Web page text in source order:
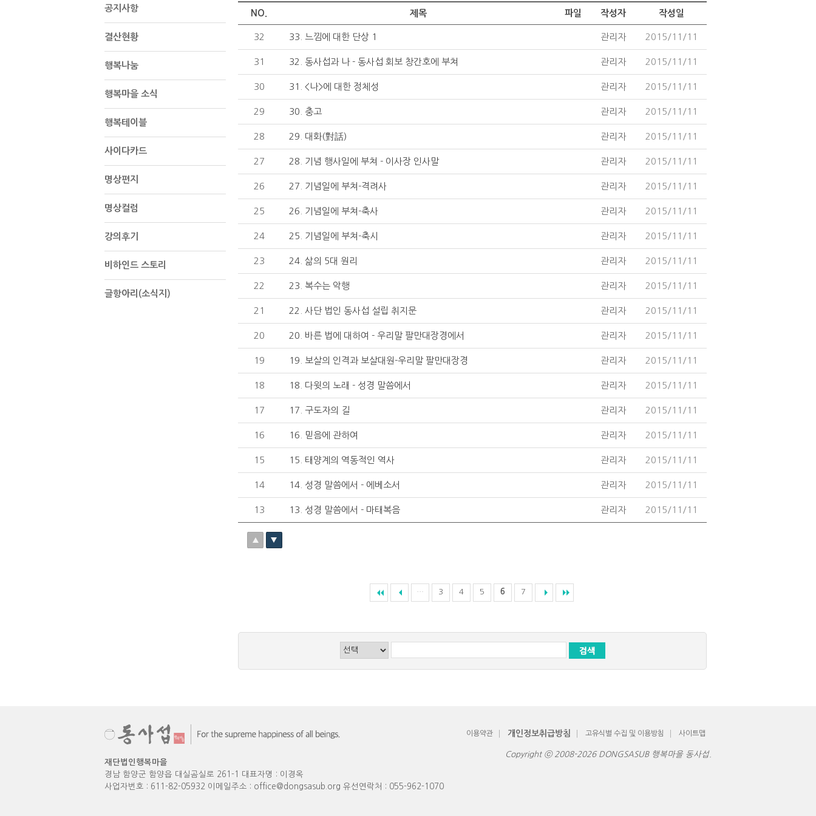
공지사항
결산현황
행복나눔
행복마을 소식
행복테이블
사이다카드
명상편지
명상컬럼
강의후기
비하인드 스토리
글항아리(소식지)
NO. 제목 파일 작성자 작성일
32 33. 느낌에 대한 단상 1 관리자 2015/11/11
31 32. 동사섭과 나 - 동사섭 회보 창간호에 부쳐 관리자 2015/11/11
30 31. <나>에 대한 정체성 관리자 2015/11/11
29 30. 충고 관리자 2015/11/11
28 29. 대화(對話) 관리자 2015/11/11
27 28. 기념 행사일에 부쳐 - 이사장 인사말 관리자 2015/11/11
26 27. 기념일에 부쳐-격려사 관리자 2015/11/11
25 26. 기념일에 부쳐-축사 관리자 2015/11/11
24 25. 기념일에 부쳐-축시 관리자 2015/11/11
23 24. 삶의 5대 원리 관리자 2015/11/11
22 23. 복수는 악행 관리자 2015/11/11
21 22. 사단 법인 동사섭 설립 취지문 관리자 2015/11/11
20 20. 바른 법에 대하여 - 우리말 팔만대장경에서 관리자 2015/11/11
19 19. 보살의 인격과 보살대원-우리말 팔만대장경 관리자 2015/11/11
18 18. 다윗의 노래 - 성경 말씀에서 관리자 2015/11/11
17 17. 구도자의 길 관리자 2015/11/11
16 16. 믿음에 관하여 관리자 2015/11/11
15 15. 태양계의 역동적인 역사 관리자 2015/11/11
14 14. 성경 말씀에서 - 에베소서 관리자 2015/11/11
13 13. 성경 말씀에서 - 마태복음 관리자 2015/11/11
… 3 4 5 6 7
이용약관 개인정보취급방침 고유식별 수집 및 이용방침 사이트맵
Copyright ⓒ 2008-2026 DONGSASUB 행복마을 동사섭.
재단법인행복마을
경남 함양군 함양읍 대실곰실로 261-1 대표자명 : 이경옥
사업자번호 : 611-82-05932 이메일주소 : office@dongsasub.org 유선연락처 : 055-962-1070